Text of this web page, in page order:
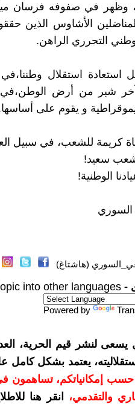
وظهر في صفوفه فرسان
الأشاوس الذين
التحرري الراهن.
استعادة استقلال
شبر من أرض
و يقوم على
كريمة للشعب، في سبيل
سعيد!
الوطنية!
السوري
(هاشتاغ)
-
into other languages
Powered by
لنشر قيم الحرية،
يعتمد بشكل
أو أكثر حسب إمكانياتكم،
والتقدمي،
انقر هنا